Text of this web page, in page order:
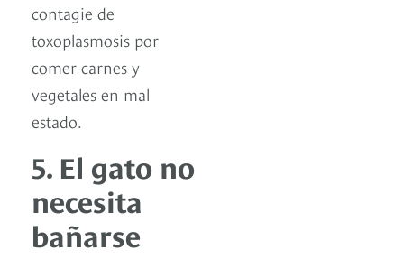
contagie de
toxoplasmosis por
comer carnes y
vegetales en mal
estado.
5. El gato no
necesita
bañarse